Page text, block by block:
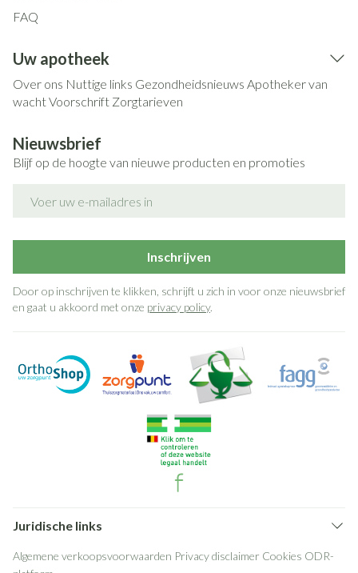
FAQ
Uw apotheek
Over ons Nuttige links Gezondheidsnieuws Apotheker van
wachtVoorschrift Zorgtarieven
Nieuwsbrief
Blijf op de hoogte van nieuwe producten en promoties
Inschrijven
Door op inschrijven te klikken, schrijft u zich in voor onze nieuwsbrief
en gaat u akkoord met onze privacy policy.
Juridische links
Algemene verkoopsvoorwaarden Privacy disclaimer Cookies ODR-